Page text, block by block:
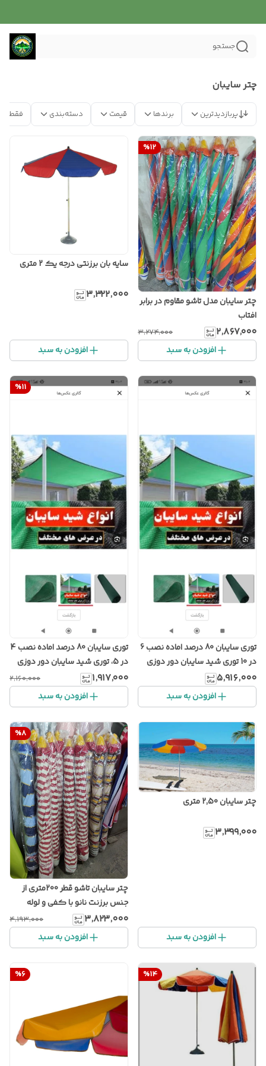
جستجو
چتر سایبان
پربازدیدترین برندها قیمت دسته‌بندی فقط
%12
چتر سایبان مدل تاشو مقاوم در برابر
افتاب
۲٬۸۶۷٬۰۰۰ ۳٬۲۷۴٬۰۰۰
افزودن به سبد
سایه بان برزنتی درجه یک 2 متری
۳٬۳۲۲٬۰۰۰
افزودن به سبد
توری سایبان 80 درصد اماده نصب 6
در 10 توری شید سایبان دور دوزی
شده با نوار و حلقه فلزی. توری شید
گلخانه
۵٬۹۱۶٬۰۰۰
افزودن به سبد
%11
توری سایبان 80 درصد اماده نصب 4
در 5، توری شید سایبان دور دوزی
شده با نوار و حلقه فلزی. توری شید
گلخانه
۱٬۹۱۷٬۰۰۰ ۲٬۱۶۰٬۰۰۰
افزودن به سبد
چتر سایبان 2,50 متری
۳٬۳۹۹٬۰۰۰
افزودن به سبد
%8
چتر سایبان تاشو قطر 200متری از
جنس برزنت نانو با کفی و لوله
اهنی
۳٬۸۲۳٬۰۰۰ ۴٬۱۹۳٬۰۰۰
افزودن به سبد
%14
%6